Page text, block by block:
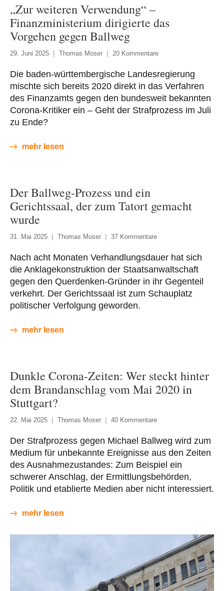
„Zur weiteren Verwendung“ –
Finanzministerium dirigierte das
Vorgehen gegen Ballweg
29. Juni 2025 Thomas Moser 20 Kommentare
Die baden-württembergische Landesregierung
mischte sich bereits 2020 direkt in das Verfahren
des Finanzamts gegen den bundesweit bekannten
Corona-Kritiker ein – Geht der Strafprozess im Juli
zu Ende?
mehr lesen
Der Ballweg-Prozess und ein
Gerichtssaal, der zum Tatort gemacht
wurde
31. Mai 2025 Thomas Moser 37 Kommentare
Nach acht Monaten Verhandlungsdauer hat sich
die Anklagekonstruktion der Staatsanwaltschaft
gegen den Querdenken-Gründer in ihr Gegenteil
verkehrt. Der Gerichtssaal ist zum Schauplatz
politischer Verfolgung geworden.
mehr lesen
Dunkle Corona-Zeiten: Wer steckt hinter
dem Brandanschlag vom Mai 2020 in
Stuttgart?
22. Mai 2025 Thomas Moser 40 Kommentare
Der Strafprozess gegen Michael Ballweg wird zum
Medium für unbekannte Ereignisse aus den Zeiten
des Ausnahmezustandes: Zum Beispiel ein
schwerer Anschlag, der Ermittlungsbehörden,
Politik und etablierte Medien aber nicht interessiert.
mehr lesen